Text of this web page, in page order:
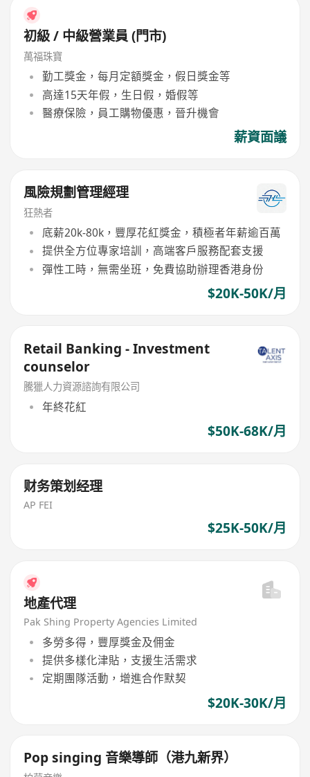
初級 / 中級營業員 (門市)
萬福珠寶
勤工獎金，每月定額獎金，假日獎金等
高達15天年假，生日假，婚假等
醫療保險，員工購物優惠，晉升機會
薪資面議
風險規劃管理經理
狂熱者
底薪20k-80k，豐厚花紅獎金，積極者年薪逾百萬
提供全方位專家培訓，高端客戶服務配套支援
彈性工時，無需坐班，免費協助辦理香港身份
$20K-50K/月
Retail Banking - Investment
counselor
騰獵人力資源諮詢有限公司
年終花紅
$50K-68K/月
财务策划经理
AP FEI
$25K-50K/月
地產代理
Pak Shing Property Agencies Limited
多勞多得，豐厚獎金及佣金
提供多樣化津貼，支援生活需求
定期團隊活動，增進合作默契
$20K-30K/月
Pop singing 音樂導師（港九新界）